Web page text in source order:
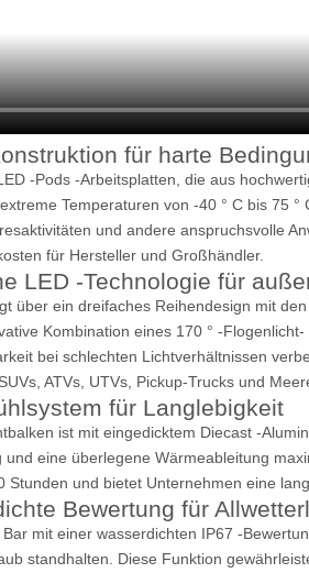
für harte
-Pods -Arbeitsplatten, die aus
Temperaturen von -40 ° C bis 75
und andere anspruchsvolle
für Hersteller und Großhändler.
LED -Technologie für
über ein dreifaches Reihendesign mit
Kombination eines 170 ° -
bei schlechten Lichtverhältnissen
ATVs, UTVs, Pickup-Trucks und
für Langlebigkeit
ist mit eingedicktem Diecast -
und eine überlegene Wärmeableitung
Stunden und bietet Unternehmen eine
Bewertung für
mit einer wasserdichten IP67 -
standhalten. Diese Funktion